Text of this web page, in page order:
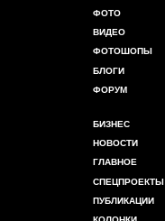
ФОТО
ВИДЕО
ФОТОШОПЫ
БЛОГИ
ФОРУМ
БИЗНЕС
НОВОСТИ
ГЛАВНОЕ
СПЕЦПРОЕКТЫ
ПУБЛИКАЦИИ